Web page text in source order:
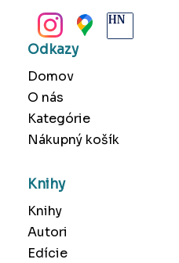
Odkazy
Domov
O nás
Kategórie
Nákupný košík
Knihy
Knihy
Autori
Edície